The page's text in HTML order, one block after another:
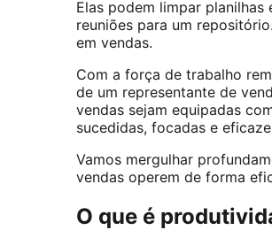
Elas podem limpar
reuniões para um
em vendas.
Com a força de trabalho
de um representante de
vendas sejam equipadas
sucedidas, focadas e
Vamos mergulhar
vendas operem de forma
O que é